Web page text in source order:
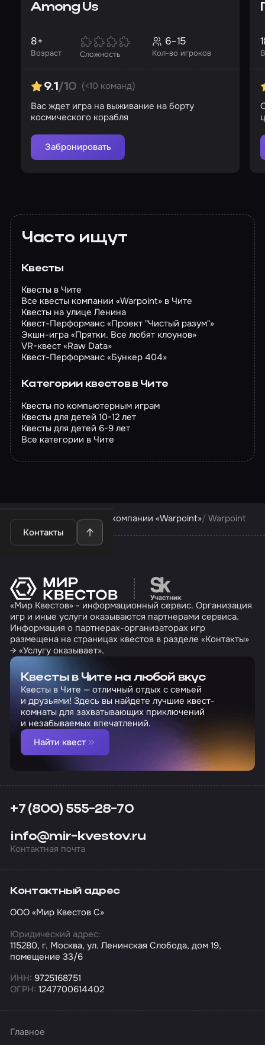
Among Us
Возраст
8+
Сложность Кол-во игроков
6–15
9.1/10 (<10 команд)
Вас ждет игра на выживание на борту
космического корабля
Забронировать
Часто ищут
Квесты
Квесты в Чите
Все квесты компании «Warpoint» в Чите
Квесты на улице Ленина
Квест-Перформанс «Проект "Чистый разум"»
Экшн-игра «Прятки. Все любят клоунов»
VR-квест «Raw Data»
Квест-Перформанс «Бункер 404»
Категории квестов в Чите
Квесты по компьютерным играм
Квесты для детей 10-12 лет
Квесты для детей 6-9 лет
Все категории в Чите
Контакты
Квесты в Чите Квесты компании «Warpoint» Warpoint
Перейти на сайт
«Мир Квестов» - информационный сервис. Организация
игр и иные услуги оказываются партнерами сервиса.
Информация о партнерах-организаторах игр
размещена на страницах квестов в разделе «Контакты»
→ «Услугу оказывает».
Квесты в Чите на любой вкус
Квесты в Чите — отличный отдых с семьей
и друзьями! Здесь вы найдете лучшие квест-
комнаты для захватывающих приключений
и незабываемых впечатлений.
Найти квест
+7 (800) 555-28-70
info@mir-kvestov.ru
Контактная почта
Контактный адрес
ООО «Мир Квестов С»
Юридический адрес:
115280, г. Москва, ул. Ленинская Слобода, дом 19,
помещение 33/6
ИНН: 9725168751
ОГРН: 1247700614402
Главное